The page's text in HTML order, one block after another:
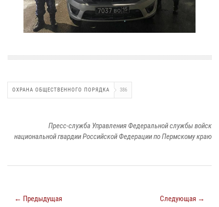
ОХРАНА ОБЩЕСТВЕННОГО ПОРЯДКА 386
Пресс-служба Управления Федеральной службы войск
национальной гвардии Российской Федерации по Пермскому краю
← Предыдущая Следующая →